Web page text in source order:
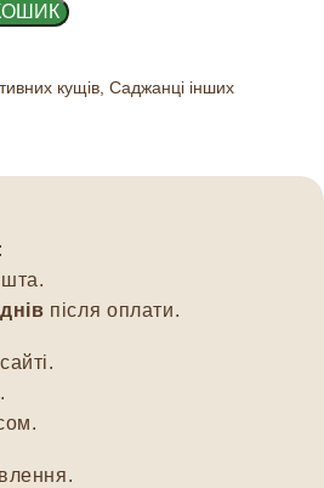
кущів, Саджанці інших
після оплати.